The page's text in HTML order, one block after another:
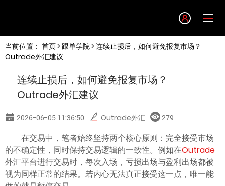
English
简体中文
한글
日本語
当前位置： 首页> 跟单学院> 连续止损后，如何避免报复市场？
Outrade外汇建议
连续止损后，如何避免报复市场？
Outrade外汇建议
2026-06-05 11:36:50 Outrade外汇 279
在交易中，笔者始终坚持两个核心原则：完全接受市场
的不确定性，同时保持交易逻辑的一致性。例如在Outrade
外汇平台进行交易时，每次入场，亏损出场与盈利出场都被
视为同样正常的结果。若内心无法真正接受这一点，唯一能